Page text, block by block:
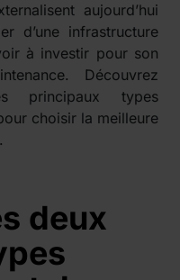
aujourd’hui
d’une infrastructure
à investir pour son
Découvrez
principaux types
choisir la meilleure
deux